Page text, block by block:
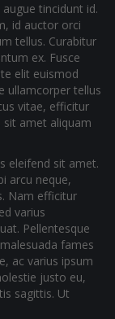
tincidunt id.
id auctor orci
tellus. Curabitur
ex. Fusce
elit euismod
ullamcorper tellus
vitae, efficitur
sit amet aliquam
eleifend sit amet.
arcu neque,
Nam efficitur
varius
Pellentesque
fames
ac varius ipsum
justo eu,
sagittis. Ut